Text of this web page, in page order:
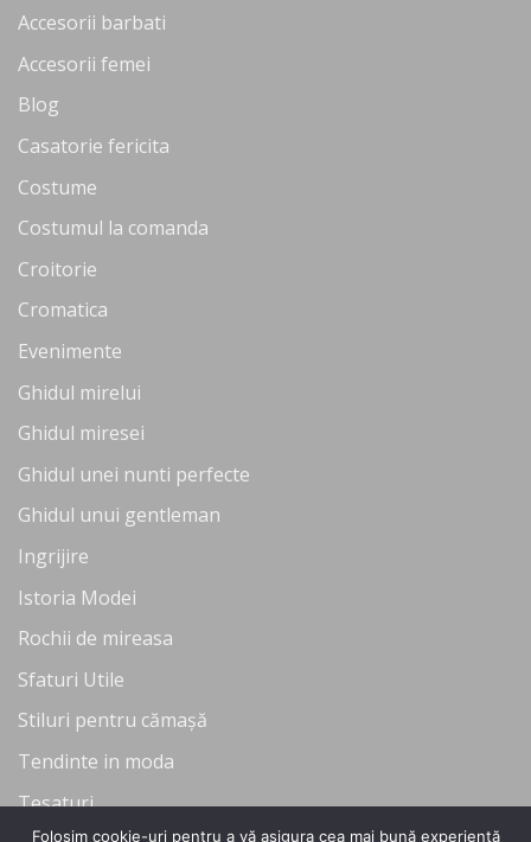
Accesorii barbati
Accesorii femei
Blog
Casatorie fericita
Costume
Costumul la comanda
Croitorie
Cromatica
Evenimente
Ghidul mirelui
Ghidul miresei
Ghidul unei nunti perfecte
Ghidul unui gentleman
Ingrijire
Istoria Modei
Rochii de mireasa
Sfaturi Utile
Stiluri pentru cămașă
Tendinte in moda
Tesaturi
Folosim cookie-uri pentru a vă asigura cea mai bună experiență